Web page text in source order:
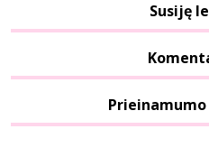
Susiję